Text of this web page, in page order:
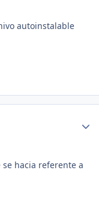
autoinstalable
hacia referente a